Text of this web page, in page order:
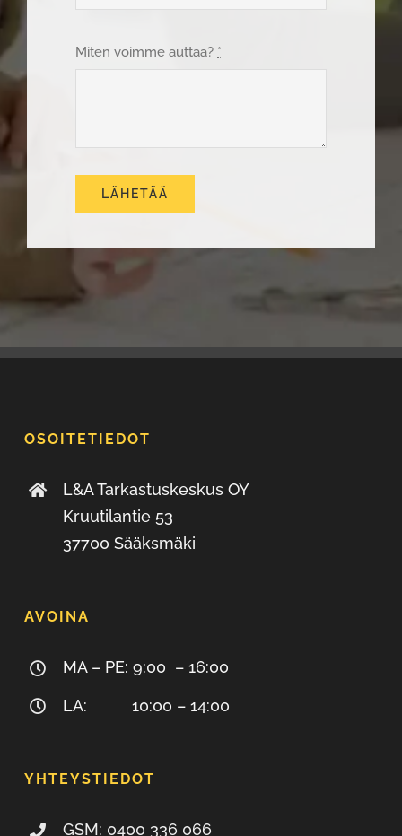
Miten voimme auttaa? *
LÄHETÄÄ
OSOITETIEDOT
L&A Tarkastuskeskus OY
Kruutilantie 53
37700 Sääksmäki
AVOINA
MA – PE: 9:00 – 16:00
LA: 10:00 – 14:00
YHTEYSTIEDOT
GSM: 0400 336 066